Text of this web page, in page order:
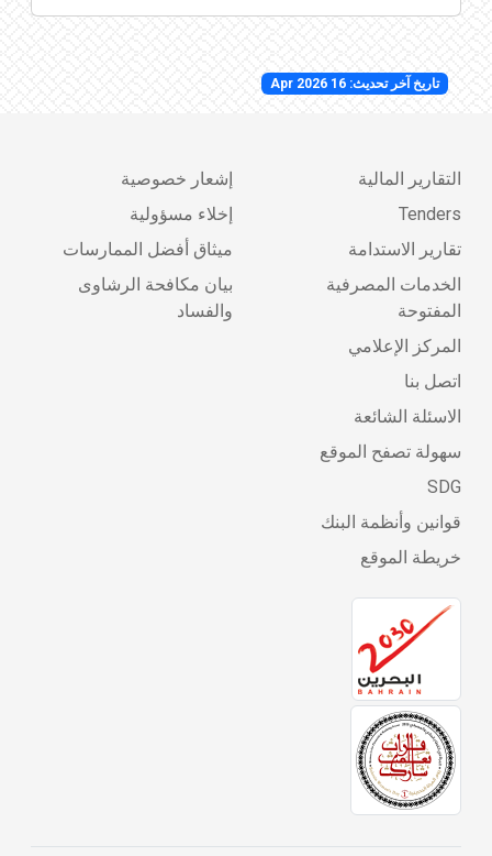
تاريخ آخر تحديث: 16 Apr 2026
التقارير المالية
Tenders
تقارير الاستدامة
الخدمات المصرفية
المفتوحة
المركز الإعلامي
اتصل بنا
الاسئلة الشائعة
سهولة تصفح الموقع
SDG
قوانين وأنظمة البنك
خريطة الموقع
إشعار خصوصية
إخلاء مسؤولية
ميثاق أفضل الممارسات
بيان مكافحة الرشاوى
والفساد